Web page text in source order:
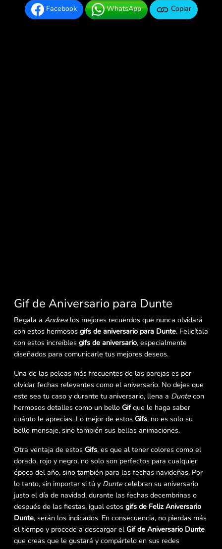
Facebook WhatsApp Copiar
Gif de Aniversario para Dunte
Regala a Andrea los mejores recuerdos que nunca olvidará
con estos hermosos gifs de aniversario para Dunte. Felicítala
con estos increíbles gifs de aniversario, especialmente
diseñados para comunicarle tus mejores deseos.
Una de las peleas más frecuentes de las parejas es por
olvidar fechas relevantes como el aniversario. No dejes que
este sea tu caso y durante tu aniversario, llena a Dunte con
hermosos detalles como un bello Gifque le haga saber
cuánto le aprecias. Lo mejor de estos Gifs, no es solo su
bello mensaje, sino también sus bellas animaciones.
Otra ventaja de estos Gifs, es que al tener colores como el
dorado, rojo y negro, no solo son perfectos para cualquier
época del año, sino también para las fechas navideñas. Por
lo tanto, sin importar si tú y Dunte celebran su aniversario
justo el día de navidad, durante las fechas decembrinas o
después de las fiestas, igual estos gifs de Feliz Aniversario
Dunte, serán los indicados. En consecuencia, no pierdas más
el tiempo y procede a descargar elGif de Aniversario Dunte
que creas que le gustará y compártelo en sus redes